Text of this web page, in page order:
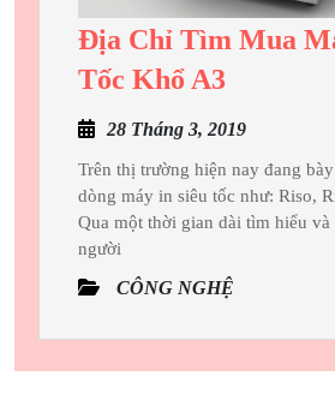
Địa Chỉ Tìm Mua
Tốc Khổ A3
Tìm
Mua
Máy
Siêu
Tốc
Khổ
A3
28 Tháng 3, 201928
3,
2019
Trên thị trường hiện nay đang
dòng máy in siêu tốc như: Riso,
Qua một thời gian dài tìm hiểu và
người
CÔNG NGHỆ